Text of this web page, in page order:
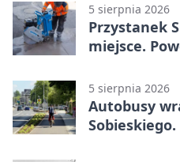
5 sierpnia 2026
Przystanek
miejsce.
5 sierpnia 2026
Autobusy